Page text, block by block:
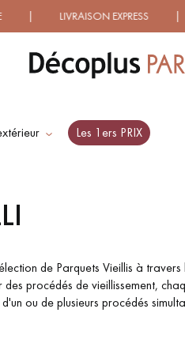
| PRIX BAS
Les 1ers PRIX
PARQUET VIEILLI
de Parquets Vieillis à
procédés de vieillissement,
ou de plusieurs procédés